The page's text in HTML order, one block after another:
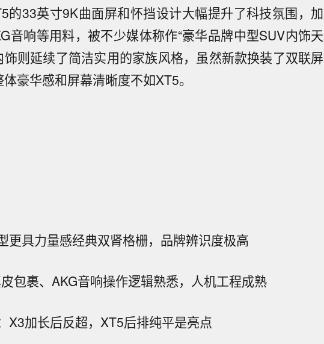
的33英寸9K曲面屏和怀挡设计大幅提升了科技氛围，加
音响等用料，被不少媒体称作“豪华品牌中型SUV内饰天
饰则延续了简洁实用的家族风格，虽然新款换装了双联屏
豪华感和屏幕清晰度不如XT5。
更具力量感经典双肾格栅，品牌辨识度极高
包裹、AKG音响操作逻辑熟悉，人机工程成熟
X3加长后反超，XT5后排纯平是亮点